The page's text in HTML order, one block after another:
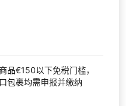
品€150以下免税门槛，
包裹均需申报并缴纳